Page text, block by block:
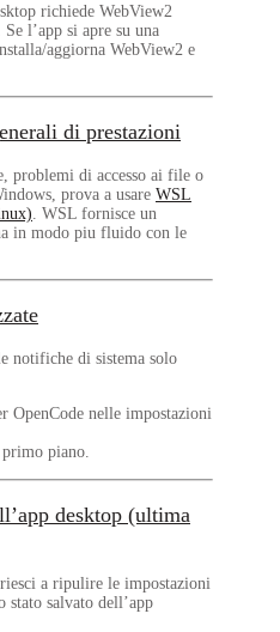
richiede WebView2
l’app si apre su una
aggiorna WebView2 e
di prestazioni
problemi di accesso ai file o
prova a usare WSL
. WSL fornisce un
in modo piu fluido con le
notifiche di sistema solo
OpenCode nelle impostazioni
piano.
desktop (ultima
a ripulire le impostazioni
stato salvato dell’app